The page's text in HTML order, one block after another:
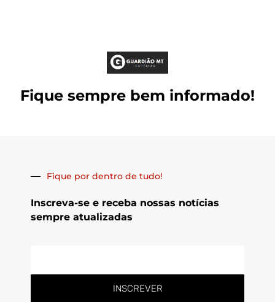
Fique sempre bem informado!
Fique por dentro de tudo!
Inscreva-se e receba nossas notícias
sempre atualizadas
INSCREVER